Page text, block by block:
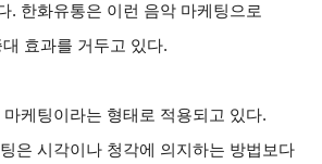
. 한화유통은 이런 음악 마케팅으로
효과를 거두고 있다.
케팅이라는 형태로 적용되고 있다.
은 시각이나 청각에 의지하는 방법보다